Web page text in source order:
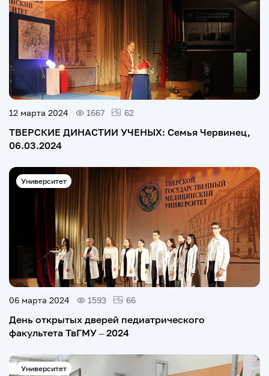
12 марта 2024 1667 62
ТВЕРСКИЕ ДИНАСТИИ УЧЕНЫХ: Семья Червинец,
06.03.2024
Университет
06 марта 2024 1593 66
День открытых дверей педиатрического
факультета ТвГМУ – 2024
Университет